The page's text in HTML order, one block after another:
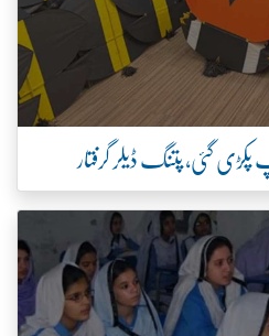
گئی، پتنگ ڈیلر گرفتار